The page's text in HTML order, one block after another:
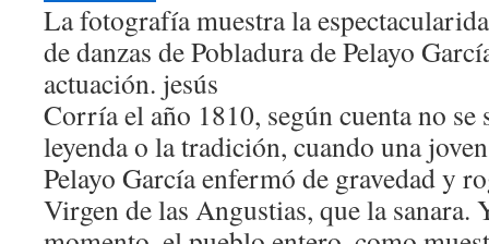
La fotografía muestra la
de danzas de Pobladura de Pelayo
actuación. jesús
Corría el año 1810, según cuenta no se
leyenda o la tradición, cuando una
Pelayo García enfermó de gravedad y
Virgen de las Angustias, que la sanara.